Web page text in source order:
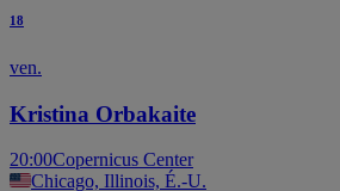
18
ven.
Kristina Orbakaite
20:00Copernicus Center
Chicago, Illinois, É.-U.